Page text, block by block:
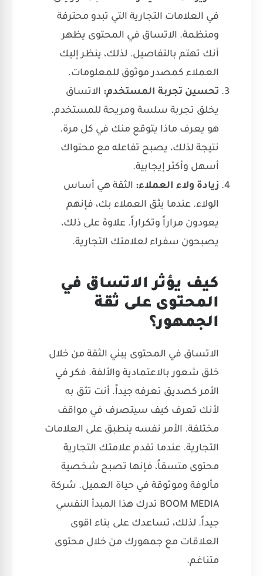
في العلامات التجارية التي تبدو محترفة
ومنظمة. الاتساق في المحتوى يظهر
أنك تهتم بالتفاصيل. لذلك، ينظر إليك
العملاء كمصدر موثوق للمعلومات.
تحسين تجربة المستخدم: الاتساق
يخلق تجربة سلسة ومريحة للمستخدم.
هو يعرف ماذا يتوقع منك في كل مرة.
نتيجة لذلك، يصبح تفاعله مع محتواك
أسهل وأكثر إيجابية.
زيادة ولاء العملاء: الثقة هي أساس
الولاء. عندما يثق العملاء بك، فإنهم
يعودون مراراً وتكراراً. علاوة على ذلك،
يصبحون سفراء لعلامتك التجارية.
كيف يؤثر الاتساق في
المحتوى على ثقة
الجمهور؟
الاتساق في المحتوى يبني الثقة من خلال
خلق شعور بالاعتمادية والألفة. فكر في
الأمر كصديق تعرفه جيداً. أنت تثق به
لأنك تعرف كيف سيتصرف في مواقف
مختلفة. الأمر نفسه ينطبق على العلامات
التجارية. عندما تقدم علامتك التجارية
محتوى متسقاً، فإنها تصبح شخصية
مألوفة وموثوقة في حياة العميل. شركة
BOOM MEDIA تدرك هذا المبدأ النفسي
جيداً. لذلك، تساعدك على بناء اقوى
العلاقات مع جمهورك من خلال محتوى
متناغم.